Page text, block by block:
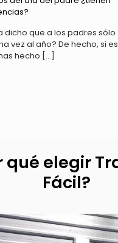
dicho que a los padres
vez al año? De hecho, si
hecho […]
qué elegir
Fácil?